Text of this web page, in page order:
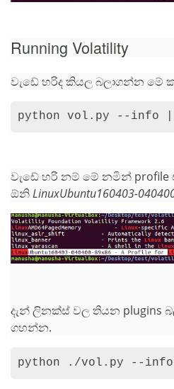
Running Volatility
වැඩේ හරිද කියල බලාගන්න මේ
python vol.py --info |
වැඩේ හරි නම් මේ නමින්
ඕනිLinuxUbuntu160403-
දැන් ලිනක්ස් වල තියන plugins
ගහන්න.
python ./vol.py --